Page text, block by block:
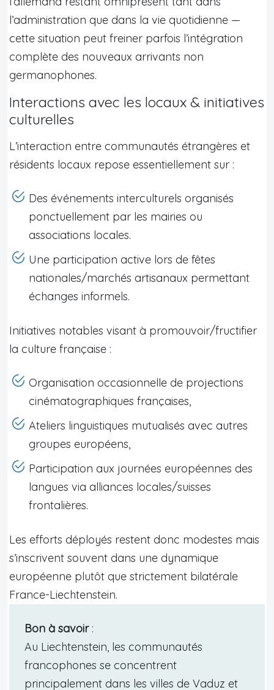
l’administration que dans la vie quotidienne —
cette situation peut freiner parfois l’intégration
complète des nouveaux arrivants non
germanophones.
Interactions avec les locaux & initiatives
culturelles
L’interaction entre communautés étrangères et
résidents locaux repose essentiellement sur :
Des événements interculturels organisés
ponctuellement par les mairies ou
associations locales.
Une participation active lors de fêtes
nationales/marchés artisanaux permettant
échanges informels.
Initiatives notables visant à promouvoir/fructifier
la culture française :
Organisation occasionnelle de projections
cinématographiques françaises,
Ateliers linguistiques mutualisés avec autres
groupes européens,
Participation aux journées européennes des
langues via alliances locales/suisses
frontalières.
Les efforts déployés restent donc modestes mais
s’inscrivent souvent dans une dynamique
européenne plutôt que strictement bilatérale
France-Liechtenstein.
Bon à savoir:
Au Liechtenstein, les communautés
francophones se concentrent
principalement dans les villes de Vaduz et